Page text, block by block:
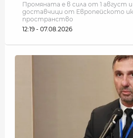
Промяната е в сила от 1 август
доставчици от Европейското
пространство
12:19 - 07.08.2026